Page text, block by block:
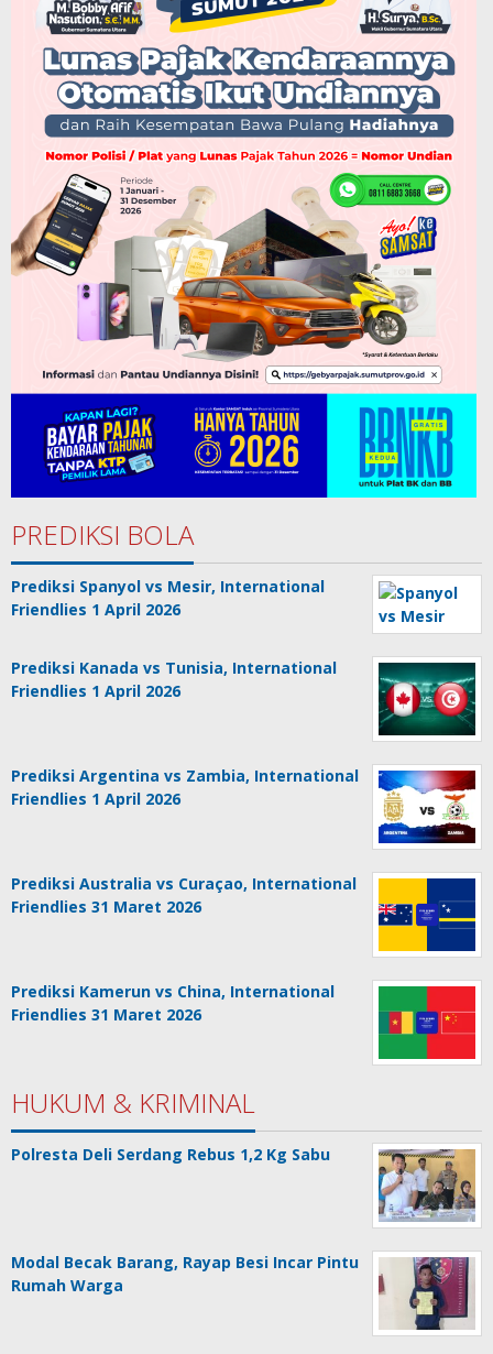
PREDIKSI BOLA
Prediksi Spanyol vs Mesir, International
Friendlies 1 April 2026
Prediksi Kanada vs Tunisia, International
Friendlies 1 April 2026
Prediksi Argentina vs Zambia, International
Friendlies 1 April 2026
Prediksi Australia vs Curaçao, International
Friendlies 31 Maret 2026
Prediksi Kamerun vs China, International
Friendlies 31 Maret 2026
HUKUM & KRIMINAL
Polresta Deli Serdang Rebus 1,2 Kg Sabu
Modal Becak Barang, Rayap Besi Incar Pintu
Rumah Warga